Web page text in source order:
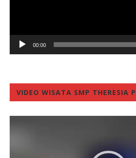
00:00
VIDEO WISATA SMP THERESIA